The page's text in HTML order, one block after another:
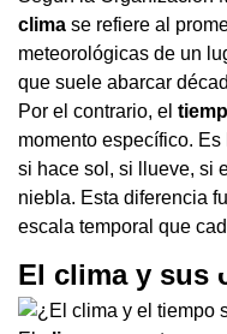
clima se refiere al
meteorológicas de un
que suele abarcar
Por el contrario, el
momento específico.
si hace sol, si llueve, si
niebla. Esta diferencia
escala temporal que
El clima y sus